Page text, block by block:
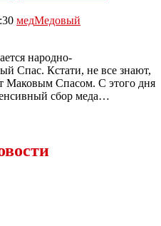
медМедовый
народно-
Спас. Кстати, не все знают,
Маковым Спасом. С этого дня
сбор меда…